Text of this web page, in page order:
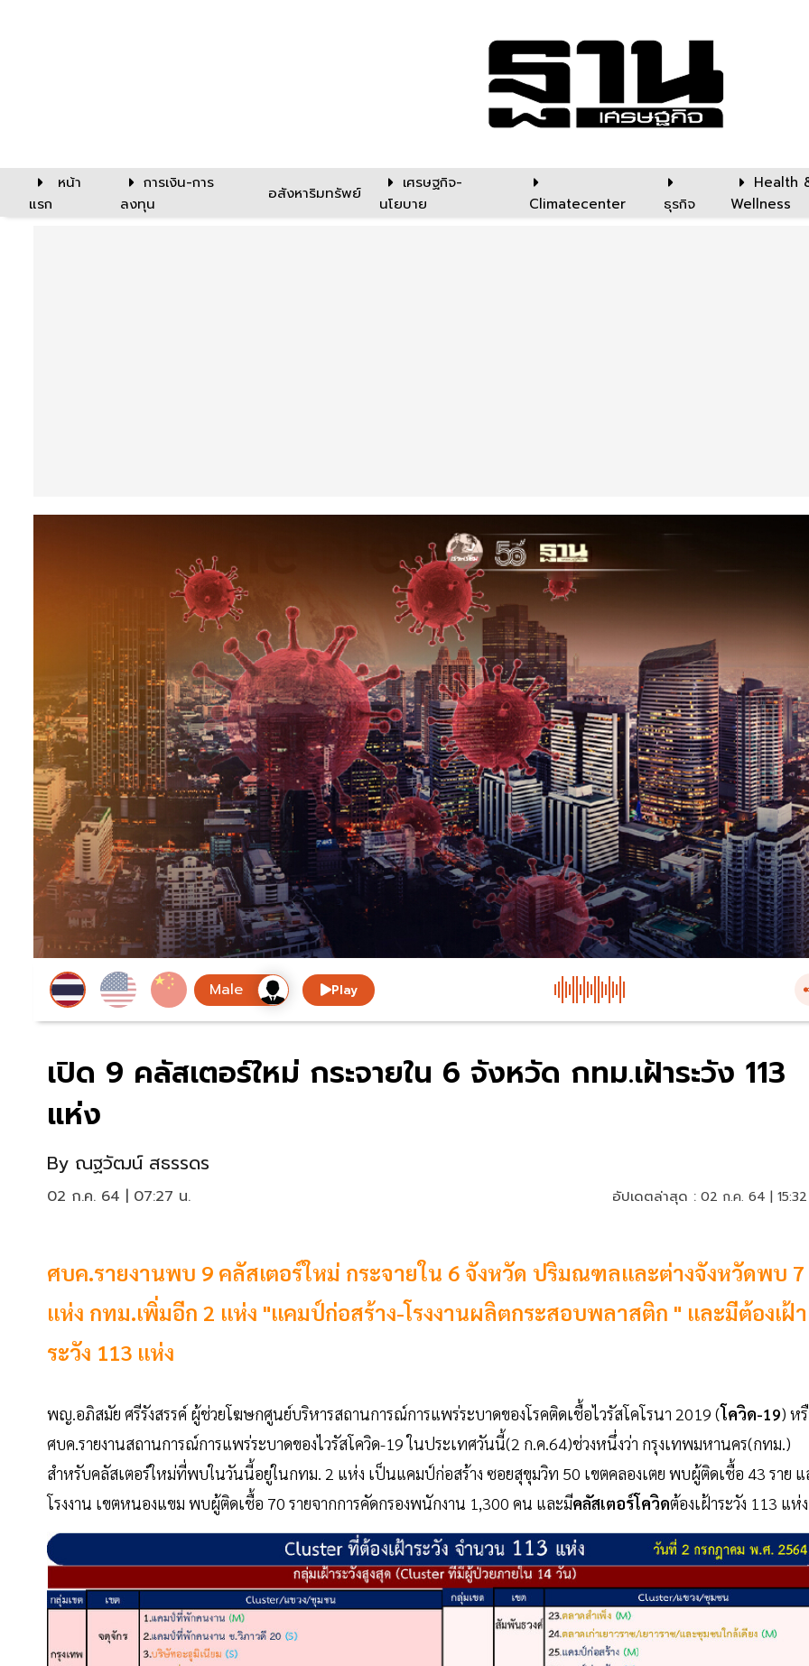
หน้า
แรก
การเงิน-การ
ลงทุน
อสังหาริมทรัพย์
เศรษฐกิจ-
นโยบาย
Climatecenter ธุรกิจ
Health
Wellness
Play
เปิด 9 คลัสเตอร์ใหม่ กระจายใน 6 จังหวัด กทม.เฝ้าระวัง 113
แห่ง
By ณฐวัฒน์ สธรรดร
02 ก.ค. 64 | 07:27 น. อัปเดตล่าสุด : 02 ก.ค. 64 |
ศบค.รายงานพบ 9 คลัสเตอร์ใหม่ กระจายใน 6 จังหวัด ปริมณฑลและต่างจังหวัดพบ 7
แห่ง กทม.เพิ่มอีก 2 แห่ง "แคมป์ก่อสร้าง-โรงงานผลิตกระสอบพลาสติก " และมีต้องเฝ้า
ระวัง 113 แห่ง
พญ.อภิสมัย ศรีรังสรรค์ ผู้ช่วยโฆษกศูนย์บริหารสถานการณ์การแพร่ระบาดของโรคติดเชื้อไวรัสโคโรนา 2019 (โควิด-19) ห
ศบค.รายงานสถานการณ์การแพร่ระบาดของไวรัสโควิด-19 ในประเทศวันนี้(2 ก.ค.64)ช่วงหนึ่งว่า กรุงเทพมหานคร(กทม.)
สำหรับคลัสเตอร์ใหม่ที่พบในวันนี้อยู่ในกทม. 2 แห่ง เป็นแคมป์ก่อสร้าง ซอยสุขุมวิท 50 เขตคลองเตย พบผู้ติดเชื้อ 43 ราย แ
โรงงาน เขตหนองแขม พบผู้ติดเชื้อ 70 รายจากการคัดกรองพนักงาน 1,300 คน และมีคลัสเตอร์โควิดต้องเฝ้าระวัง 113 แห่